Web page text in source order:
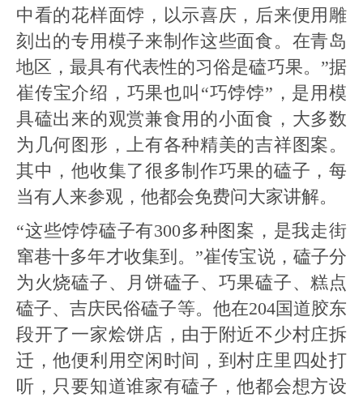
中看的花样面饽，以示喜庆，后来便用雕
刻出的专用模子来制作这些面食。在青岛
地区，最具有代表性的习俗是磕巧果。”据
崔传宝介绍，巧果也叫“巧饽饽”，是用模
具磕出来的观赏兼食用的小面食，大多数
为几何图形，上有各种精美的吉祥图案。
其中，他收集了很多制作巧果的磕子，每
当有人来参观，他都会免费问大家讲解。
“这些饽饽磕子有300多种图案，是我走街
窜巷十多年才收集到。”崔传宝说，磕子分
为火烧磕子、月饼磕子、巧果磕子、糕点
磕子、吉庆民俗磕子等。他在204国道胶东
段开了一家烩饼店，由于附近不少村庄拆
迁，他便利用空闲时间，到村庄里四处打
听，只要知道谁家有磕子，他都会想方设